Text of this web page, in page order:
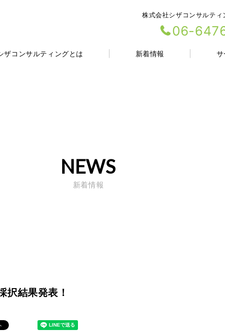
株式会社シザコンサルテ
06-
ザコンサルティングとは 新着情報 サ
NEWS
新着情報
択結果発表！